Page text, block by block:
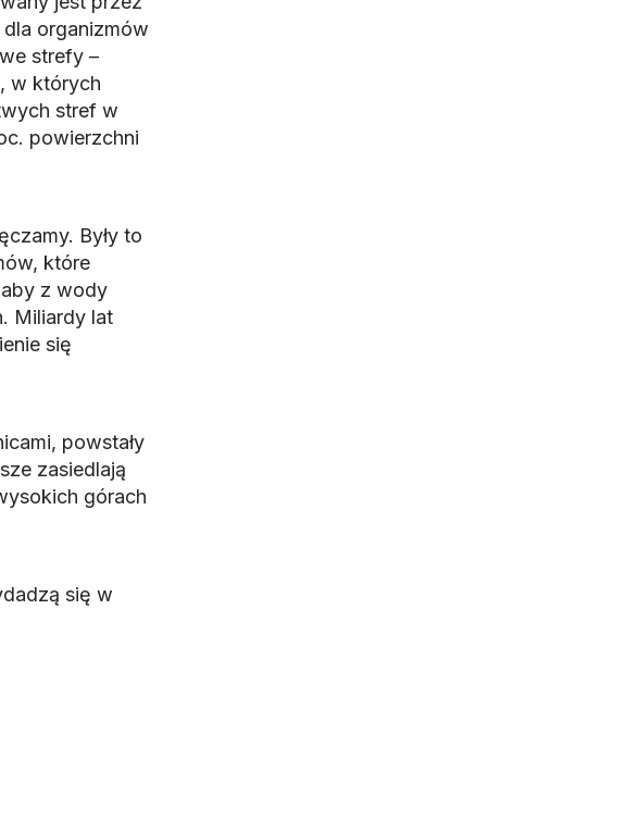
organizmów
strefy –
w których
stref w
powierzchni
Były to
które
aby z wody
Miliardy lat
się
powstały
zasiedlają
górach
się w